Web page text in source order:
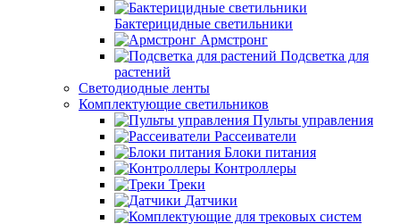
Бактерицидные светильники
Армстронг
Подсветка для
растений
Светодиодные ленты
Комплектующие светильников
Пульты управления
Рассеиватели
Блоки питания
Контроллеры
Треки
Датчики